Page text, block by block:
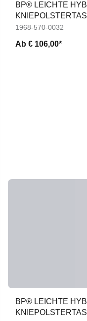
BP® LEICHTE
1968-570-0032
Ab € 106,00*
BP® LEICHTE